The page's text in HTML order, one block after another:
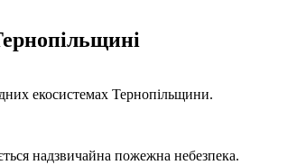
екосистемах Тернопільщини.
надзвичайна пожежна небезпека.